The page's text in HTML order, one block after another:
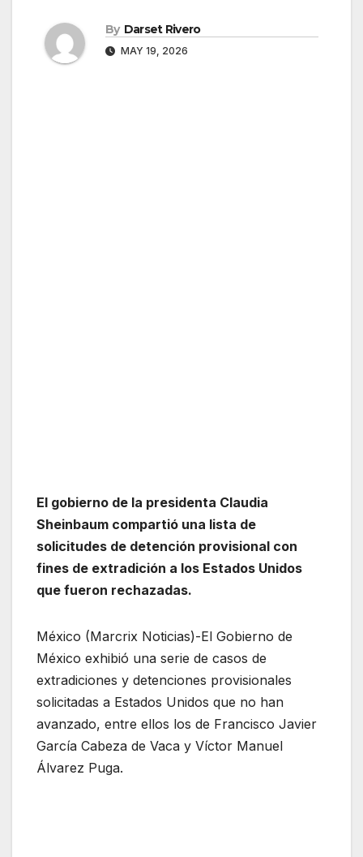
By Darset Rivero
MAY 19, 2026
El gobierno de la presidenta Claudia
Sheinbaum compartió una lista de
solicitudes de detención provisional con
fines de extradición a los Estados Unidos
que fueron rechazadas.
México (Marcrix Noticias)-El Gobierno de
México exhibió una serie de casos de
extradiciones y detenciones provisionales
solicitadas a Estados Unidos que no han
avanzado, entre ellos los de Francisco Javier
García Cabeza de Vaca y Víctor Manuel
Álvarez Puga.